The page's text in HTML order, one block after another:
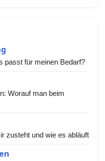
passt für meinen Bedarf?
Worauf man beim
zusteht und wie es abläuft